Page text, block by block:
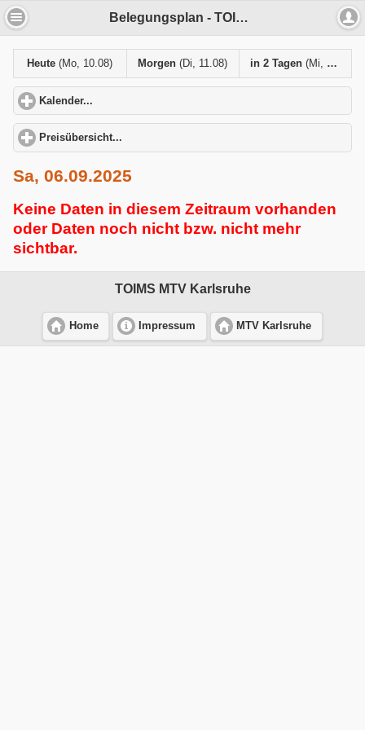
Belegungsplan - TOIMS MTV Karlsruhe
Heute(Mo, 10.08) Morgen(Di, 11.08) in 2 Tagen (Mi, 12.08)
Kalender...
Preisübersicht...
Sa, 06.09.2025
Keine Daten in diesem Zeitraum vorhanden
oder Daten noch nicht bzw. nicht mehr
sichtbar.
TOIMS MTV Karlsruhe
Home Impressum MTV Karlsruhe